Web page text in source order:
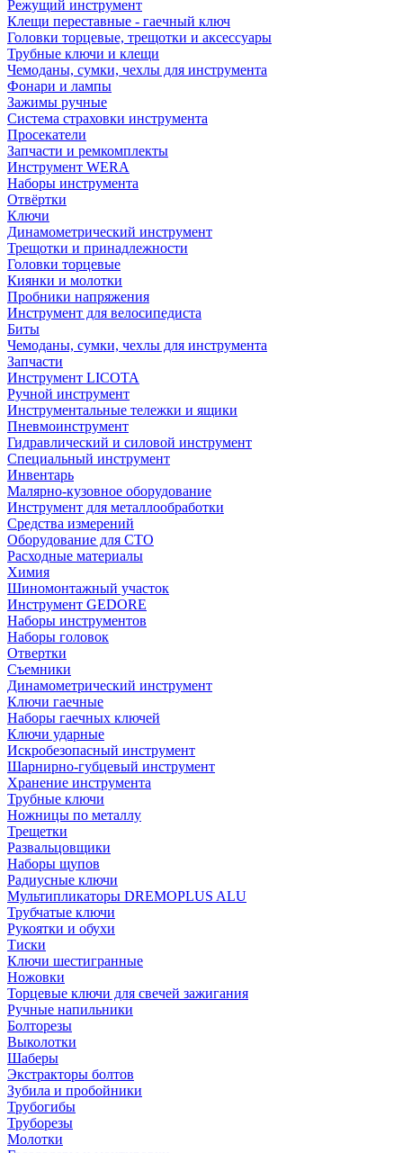
Режущий инструмент
Клещи переставные - гаечный ключ
Головки торцевые, трещотки и аксессуары
Трубные ключи и клещи
Чемоданы, сумки, чехлы для инструмента
Фонари и лампы
Зажимы ручные
Система страховки инструмента
Просекатели
Запчасти и ремкомплекты
Инструмент WERA
Наборы инструмента
Отвёртки
Ключи
Динамометрический инструмент
Трещотки и принадлежности
Головки торцевые
Киянки и молотки
Пробники напряжения
Инструмент для велосипедиста
Биты
Чемоданы, сумки, чехлы для инструмента
Запчасти
Инструмент LICOTA
Ручной инструмент
Инструментальные тележки и ящики
Пневмоинструмент
Гидравлический и силовой инструмент
Специальный инструмент
Инвентарь
Малярно-кузовное оборудование
Инструмент для металлообработки
Средства измерений
Оборудование для СТО
Расходные материалы
Химия
Шиномонтажный участок
Инструмент GEDORE
Наборы инструментов
Наборы головок
Отвертки
Съемники
Динамометрический инструмент
Ключи гаечные
Наборы гаечных ключей
Ключи ударные
Искробезопасный инструмент
Шарнирно-губцевый инструмент
Хранение инструмента
Трубные ключи
Ножницы по металлу
Трещетки
Развальцовщики
Наборы щупов
Радиусные ключи
Мультипликаторы DREMOPLUS ALU
Трубчатые ключи
Рукоятки и обухи
Тиски
Ключи шестигранные
Ножовки
Торцевые ключи для свечей зажигания
Ручные напильники
Болторезы
Выколотки
Шаберы
Экстракторы болтов
Зубила и пробойники
Трубогибы
Труборезы
Молотки